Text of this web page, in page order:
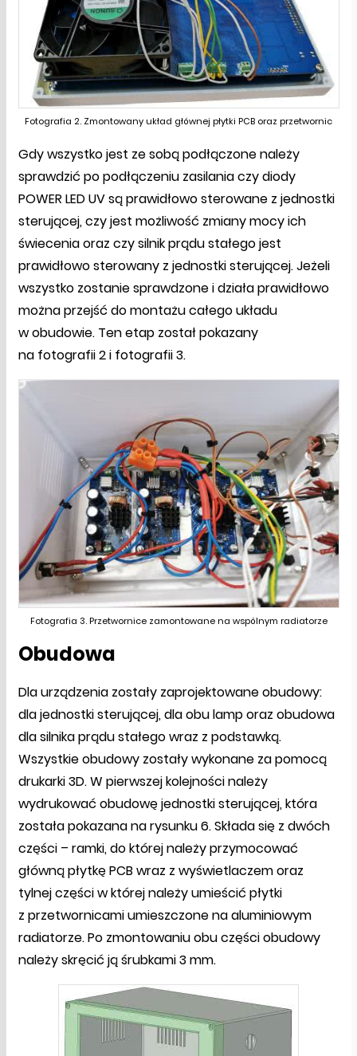
Fotografia 2. Zmontowany układ głównej płytki PCB oraz przetwornic
Gdy wszystko jest ze sobą podłączone należy
sprawdzić po podłączeniu zasilania czy diody
POWER LED UV są prawidłowo sterowane z jednostki
sterującej, czy jest możliwość zmiany mocy ich
świecenia oraz czy silnik prądu stałego jest
prawidłowo sterowany z jednostki sterującej. Jeżeli
wszystko zostanie sprawdzone i działa prawidłowo
można przejść do montażu całego układu
w obudowie. Ten etap został pokazany
na fotografii 2 i fotografii 3.
Fotografia 3. Przetwornice zamontowane na wspólnym radiatorze
Obudowa
Dla urządzenia zostały zaprojektowane obudowy:
dla jednostki sterującej, dla obu lamp oraz obudowa
dla silnika prądu stałego wraz z podstawką.
Wszystkie obudowy zostały wykonane za pomocą
drukarki 3D. W pierwszej kolejności należy
wydrukować obudowę jednostki sterującej, która
została pokazana na rysunku 6. Składa się z dwóch
części – ramki, do której należy przymocować
główną płytkę PCB wraz z wyświetlaczem oraz
tylnej części w której należy umieścić płytki
z przetwornicami umieszczone na aluminiowym
radiatorze. Po zmontowaniu obu części obudowy
należy skręcić ją śrubkami 3 mm.